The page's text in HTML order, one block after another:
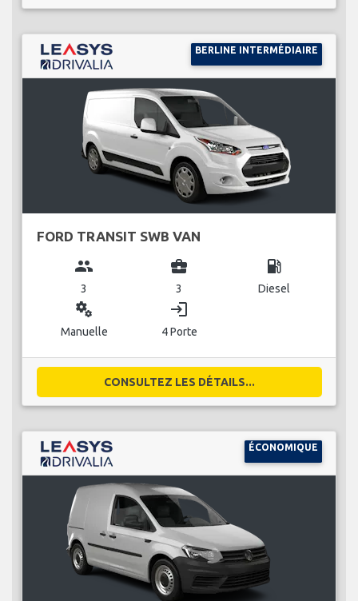
BERLINE INTERMÉDIAIRE
FORD TRANSIT SWB VAN
group
3
business_center
3
local_gas_station
Diesel
miscellaneous_services
Manuelle
login
4 Porte
CONSULTEZ LES DÉTAILS...
ÉCONOMIQUE